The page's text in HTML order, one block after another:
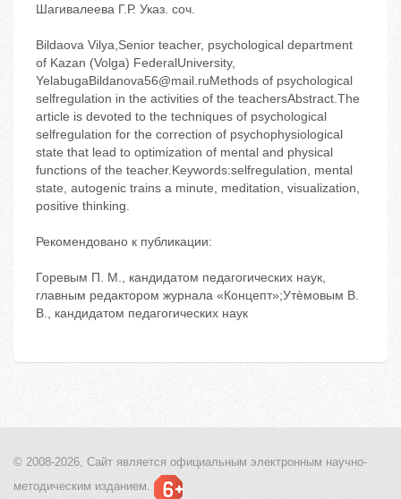
Шагивалеева Г.Р. Указ. соч.
Вildaova Vilya,Senior teacher, psychological department
of Kazan (Volga) FederalUniversity,
YelabugaBildanova56@mail.ruMethods of psychological
selfregulation in the activities of the teachersAbstract.The
article is devoted to the techniques of psychological
selfregulation for the correction of psychophysiological
state that lead to optimization of mental and physical
functions of the teacher.Keywords:selfregulation, mental
state, autogenic trains a minute, meditation, visualization,
positive thinking.
Рекомендовано к публикации:
Горевым П. М., кандидатом педагогических наук,
главным редактором журнала «Концепт»;Утѐмовым В.
В., кандидатом педагогических наук
© 2008-2026, Сайт является официальным электронным научно-
методическим изданием.